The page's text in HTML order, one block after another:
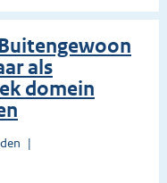
als
domein